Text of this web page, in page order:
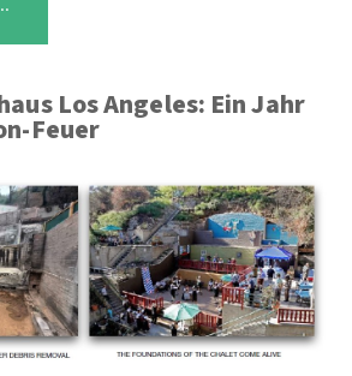
Los Angeles: Ein Jahr
Feuer